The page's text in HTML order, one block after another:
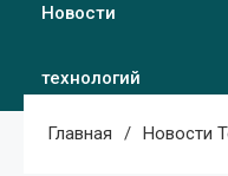
Новости
технологий
Главная Новости